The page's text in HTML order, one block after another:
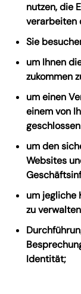
nutzen, die
verarbeiten
Sie
um Ihnen
zukommen
um einen
einem von
um den
Websites
um jegliche
zu
Identität;